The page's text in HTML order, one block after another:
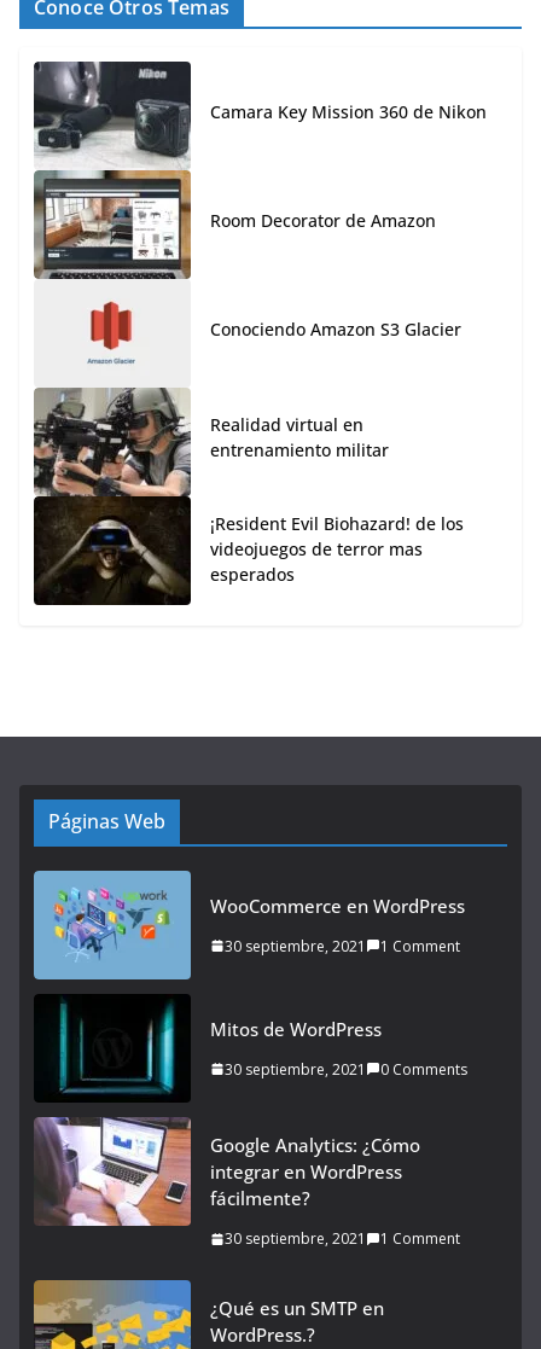
Conoce Otros Temas
Camara Key Mission 360 de Nikon
Room Decorator de Amazon
Conociendo Amazon S3 Glacier
Realidad virtual en
entrenamiento militar
¡Resident Evil Biohazard! de los
videojuegos de terror mas
esperados
Páginas Web
WooCommerce en WordPress
30 septiembre, 2021 1 Comment
Mitos de WordPress
30 septiembre, 2021 0 Comments
Google Analytics: ¿Cómo
integrar en WordPress
fácilmente?
30 septiembre, 2021 1 Comment
¿Qué es un SMTP en
WordPress.?